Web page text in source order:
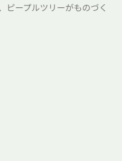
ピープルツリーがものづく